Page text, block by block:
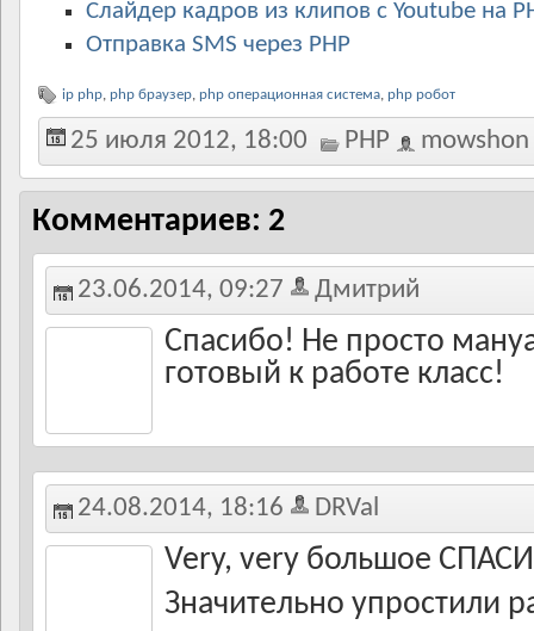
Слайдер кадров из клипов с Youtube на
Отправка SMS через PHP
ip php, php браузер, php операционная система, php робот
25 июля 2012, 18:00 PHP mowshon
Комментариев: 2
23.06.2014, 09:27 Дмитрий
Спасибо! Не просто
готовый к работе класс!
24.08.2014, 18:16 DRVal
Very, very большое
Значительно упростили